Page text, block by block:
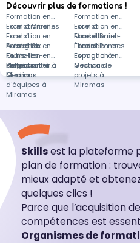
Découvrir plus de formations !
Formation en
Excel à Vitrolles
Formation en
Excel à
Marseille
Formation en
Excel à
Aubagne
Formation en
Excel à Saint-
Étienne
Formation en
Excel à Six-
Fours-les-
Plages
Formation en
Excel à Rennes
Formation en
Outils
collaboratifs à
Miramas
Formation en
Espagnol à
Miramas
Formation en
Powerpoint à
Miramas
Formation en
Gestion de
projets à
Miramas
Formation en
Gestion
d'équipes à
Miramas
Skillsest la plateforme
plan de formation :
mieux adapté et
quelques clics !
Parce que l’acquisition
compétences est
Organismes de